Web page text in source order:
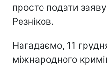
просто подати
Резніков.
Нагадаємо, 11
міжнародного